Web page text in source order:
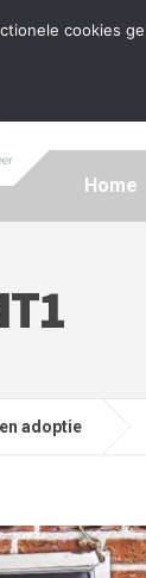
kan ik beperkt
Home
adoptie
cookies